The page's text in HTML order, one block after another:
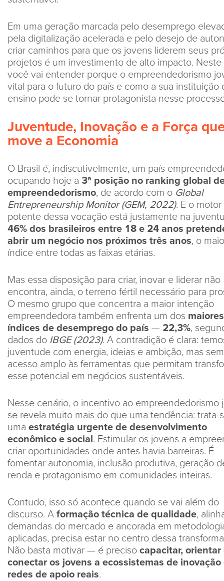
Em uma geração marcada pelo desemprego
pela digitalização acelerada e pelo desejo de
criar caminhos para que os jovens liderem seus
projetos é um investimento de alto impacto. Neste
você vai entender porque o empreendedorismo
vital para o futuro do país e como a sua instituição
ensino pode se tornar protagonista nesse
Juventude, Inovação e a Força
move a Economia
O Brasil é, indiscutivelmente, um país
ocupando hoje a 3ª posição no ranking global
empreendedorismo, de acordo com o Global
Entrepreneurship Monitor (GEM, 2022). E o motor
potente dessa vocação está justamente na
46% dos brasileiros entre 18 e 24 anos
abrir um negócio nos próximos três anos, o
índice entre todas as faixas etárias.
Mas essa disposição para criar, inovar e liderar não
encontra, ainda, o terreno fértil necessário para
O mesmo grupo que concentra a maior intenção
empreendedora também enfrenta um dos maiores
índices de desemprego do país — 22,3%,
dados do IBGE (2023). A contradição é clara:
juventude com energia, ideias e ambição, mas sem
acesso amplo às ferramentas que permitam
esse potencial em negócios sustentáveis.
Nesse cenário, o incentivo ao empreendedorismo
se revela muito mais do que uma tendência: trata-
uma estratégia urgente de desenvolvimento
econômico e social. Estimular os jovens a
criar oportunidades onde antes havia barreiras. É
fomentar autonomia, inclusão produtiva, geração
renda e protagonismo em comunidades inteiras.
Contudo, isso só acontece quando se vai além do
discurso. A formação técnica de qualidade,
demandas do mercado e ancorada em
aplicadas, precisa estar no centro dessa
Não basta motivar — é preciso capacitar, orientar
conectar os jovens a ecossistemas de inovação
redes de apoio reais.